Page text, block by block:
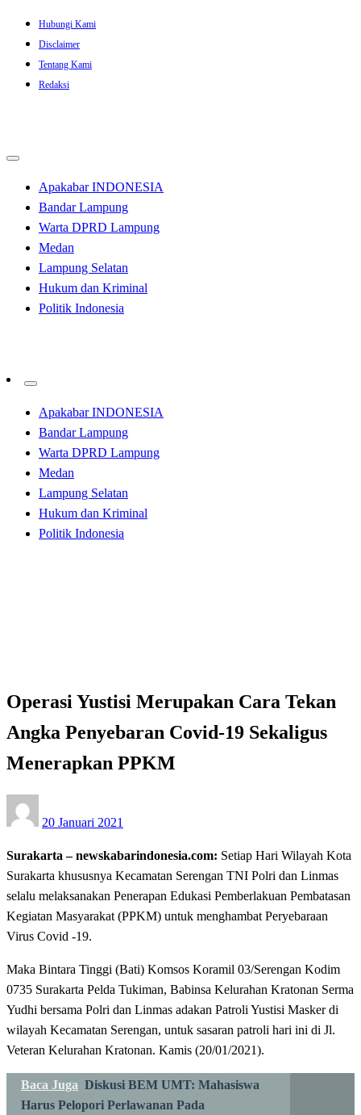
Skip
content
Hubungi Kami
Disclaimer
Tentang Kami
Redaksi
Apakabar INDONESIA
Bandar Lampung
Warta DPRD Lampung
Medan
Lampung Selatan
Hukum dan Kriminal
Politik Indonesia
Apakabar INDONESIA
Bandar Lampung
Warta DPRD Lampung
Medan
Lampung Selatan
Hukum dan Kriminal
Politik Indonesia
Operasi Yustisi Merupakan Cara Tekan
Angka Penyebaran Covid-19 Sekaligus
Menerapkan PPKM
on
20 Januari 2021
Surakarta – newskabarindonesia.com: Setiap Hari Wilayah Kota
Surakarta khususnya Kecamatan Serengan TNI Polri dan Linmas
selalu melaksanakan Penerapan Edukasi Pemberlakuan Pembatasan
Kegiatan Masyarakat (PPKM) untuk menghambat Peryebaraan
Virus Covid -19.
Maka Bintara Tinggi (Bati) Komsos Koramil 03/Serengan Kodim
0735 Surakarta Pelda Tukiman, Babinsa Kelurahan Kratonan Serma
Yudhi bersama Polri dan Linmas adakan Patroli Yustisi Masker di
wilayah Kecamatan Serengan, untuk sasaran patroli hari ini di Jl.
Veteran Kelurahan Kratonan. Kamis (20/01/2021).
Baca Juga Diskusi BEM UMT: Mahasiswa
Harus Pelopori Perlawanan Pada